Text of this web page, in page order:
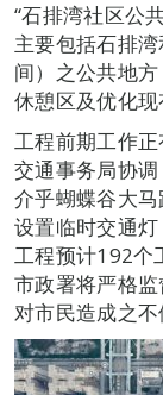
“石排湾社区公
主要包括石排
间）之公共地
休憩区及优化现
工程前期工作
交通事务局协
介乎蝴蝶谷大
设置临时交通灯
工程预计192个
市政署将严格
对市民造成之不